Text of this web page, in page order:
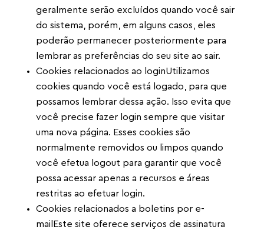
geralmente serão excluídos quando você sair
do sistema, porém, em alguns casos, eles
poderão permanecer posteriormente para
lembrar as preferências do seu site ao sair.
Cookies relacionados ao loginUtilizamos
cookies quando você está logado, para que
possamos lembrar dessa ação. Isso evita que
você precise fazer login sempre que visitar
uma nova página. Esses cookies são
normalmente removidos ou limpos quando
você efetua logout para garantir que você
possa acessar apenas a recursos e áreas
restritas ao efetuar login.
Cookies relacionados a boletins por e-
mailEste site oferece serviços de assinatura